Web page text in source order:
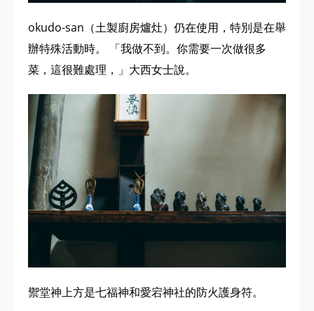
okudo-san（土製廚房爐灶）仍在使用，特別是在舉
辦特殊活動時。 「我做不到。你需要一次做很多
菜，這很難處理，」大西女士說。
禦堂神上方是七福神和愛宕神社的防火護身符。